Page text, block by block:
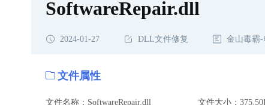
SoftwareRepair.dll
2024-01-27 DLL文件修复 金山毒霸-
文件属性
文件名称：SoftwareRepair.dll 文件大小：